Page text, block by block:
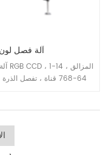
آلة فصل لون
64-768 قناة ، تفصل